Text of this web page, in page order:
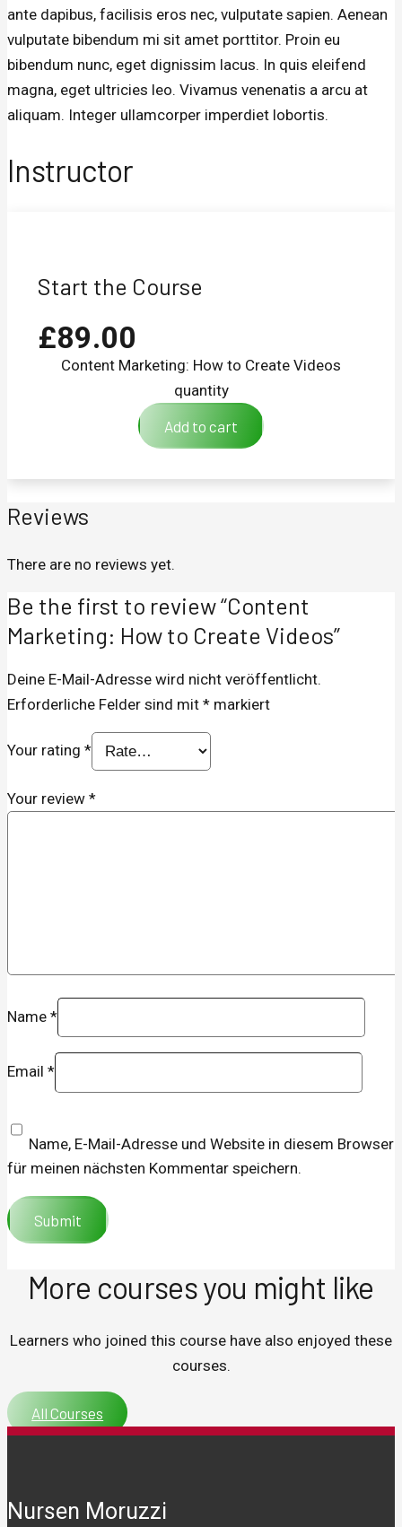
ante dapibus, facilisis eros nec, vulputate sapien. Aenean
vulputate bibendum mi sit amet porttitor. Proin eu
bibendum nunc, eget dignissim lacus. In quis eleifend
magna, eget ultricies leo. Vivamus venenatis a arcu at
aliquam. Integer ullamcorper imperdiet lobortis.
Instructor
Start the Course
£89.00
Content Marketing: How to Create Videos
quantity
Add to cart
Reviews
There are no reviews yet.
Be the first to review “Content
Marketing: How to Create Videos”
Deine E-Mail-Adresse wird nicht veröffentlicht.
Erforderliche Felder sind mit * markiert
Your rating *
Your review *
Name *
Email *
Name, E-Mail-Adresse und Website in diesem Browser
für meinen nächsten Kommentar speichern.
More courses you might like
Learners who joined this course have also enjoyed these
courses.
All Courses
Nursen Moruzzi